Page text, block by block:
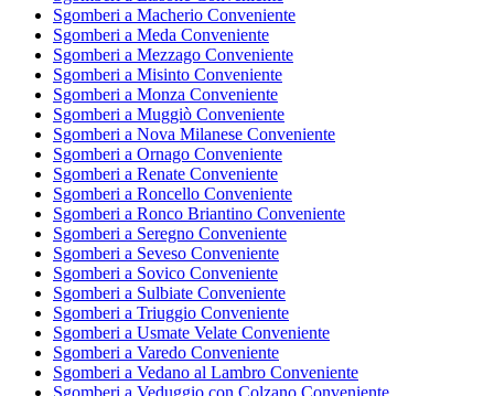
Sgomberi a Macherio Conveniente
Sgomberi a Meda Conveniente
Sgomberi a Mezzago Conveniente
Sgomberi a Misinto Conveniente
Sgomberi a Monza Conveniente
Sgomberi a Muggiò Conveniente
Sgomberi a Nova Milanese Conveniente
Sgomberi a Ornago Conveniente
Sgomberi a Renate Conveniente
Sgomberi a Roncello Conveniente
Sgomberi a Ronco Briantino Conveniente
Sgomberi a Seregno Conveniente
Sgomberi a Seveso Conveniente
Sgomberi a Sovico Conveniente
Sgomberi a Sulbiate Conveniente
Sgomberi a Triuggio Conveniente
Sgomberi a Usmate Velate Conveniente
Sgomberi a Varedo Conveniente
Sgomberi a Vedano al Lambro Conveniente
Sgomberi a Veduggio con Colzano Conveniente